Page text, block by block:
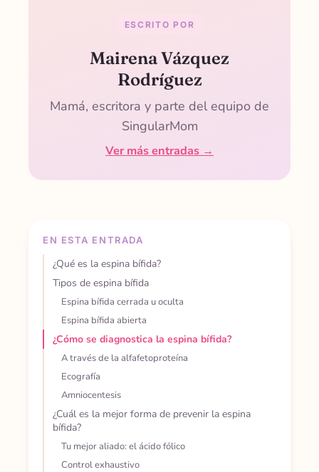
EN ESTA ENTRADA
¿Qué es la espina bífida?
Tipos de espina bífida
Espina bífida cerrada u oculta
Espina bífida abierta
¿Cómo se diagnostica la espina bífida?
A través de la alfafetoproteína
Ecografía
Amniocentesis
¿Cuál es la mejor forma de prevenir la espina
bífida?
Tu mejor aliado: el ácido fólico
Control exhaustivo
ESCRITO POR
Mairena Vázquez
Rodríguez
Mamá, escritora y parte del equipo de
SingularMom
Ver más entradas →